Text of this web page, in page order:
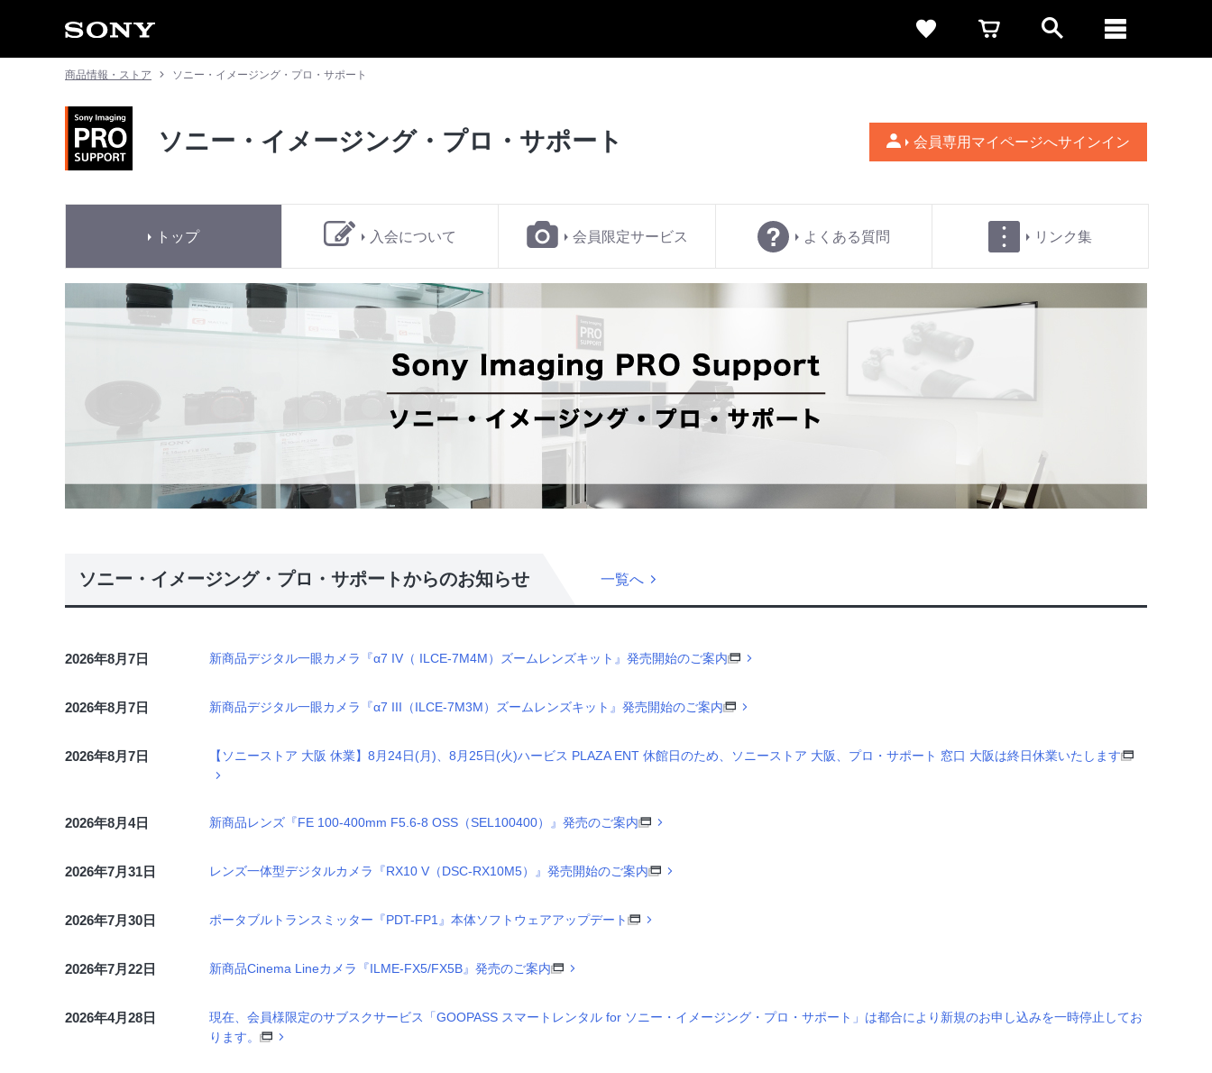
商品情報・ストア ソニー・イメージング・プロ・サポート
ソニー・イメージング・ プロ・サポート 会員専用マイページへサインイン
トップ 入会について 会員限定サービス よくある質問 リンク集
ソニー・イメージング・プロ・サポートからのお知らせ 一覧へ
2026年8月7日 新商品デジタル一眼カメラ『α7 IV（ ILCE-7M4M）ズームレンズキット』発売開始のご案内
2026年8月7日 新商品デジタル一眼カメラ『α7 III（ILCE-7M3M）ズームレンズキット』発売開始のご案内
2026年8月7日 【ソニーストア 大阪 休業】8月24日(月)、8月25日(火)ハービス PLAZA ENT 休館日のため、ソニーストア 大阪、プロ・サポート 窓口 大阪は終日休業いたします
2026年8月4日 新商品レンズ『FE 100-400mm F5.6-8 OSS（SEL100400）』発売のご案内
2026年7月31日 レンズ一体型デジタルカメラ『RX10 V（DSC-RX10M5）』発売開始のご案内
2026年7月30日 ポータブルトランスミッター『PDT-FP1』本体ソフトウェアアップデート
2026年7月22日 新商品Cinema Lineカメラ『ILME-FX5/FX5B』発売のご案内
2026年4月28日
現在、会員様限定のサブスクサービス「GOOPASS スマートレンタル for ソニー・イメージング・プロ・サポート」は都合により新規のお申し込みを一時停止してお
ります。